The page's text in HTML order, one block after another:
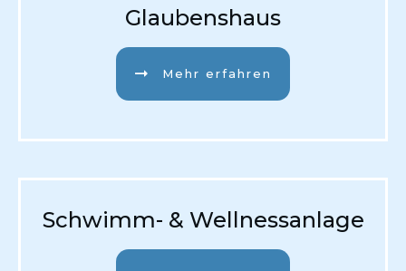
Glaubenshaus
Mehr erfahren
Schwimm- & Wellnessanlage